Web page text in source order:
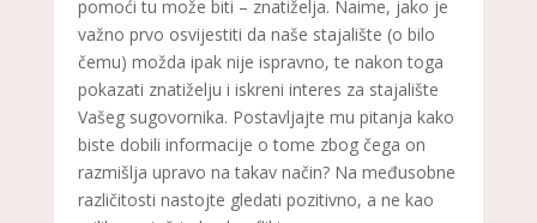
pomoći tu može biti – znatiželja. Naime, jako je
važno prvo osvijestiti da naše stajalište (o bilo
čemu) možda ipak nije ispravno, te nakon toga
pokazati znatiželju i iskreni interes za stajalište
Vašeg sugovornika. Postavljajte mu pitanja kako
biste dobili informacije o tome zbog čega on
razmišlja upravo na takav način? Na međusobne
različitosti nastojte gledati pozitivno, a ne kao